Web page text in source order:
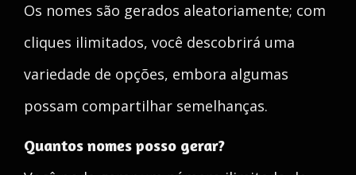
Os nomes são gerados aleatoriamente; com
cliques ilimitados, você descobrirá uma
variedade de opções, embora algumas
possam compartilhar semelhanças.
Quantos nomes posso gerar?